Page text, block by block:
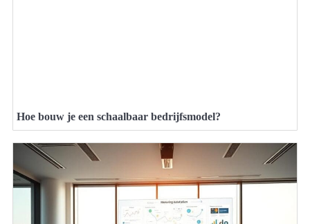
Hoe bouw je een schaalbaar bedrijfsmodel?